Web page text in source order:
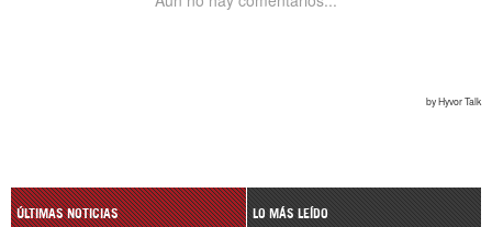
ÚLTIMAS NOTICIAS LO MÁS LEÍDO